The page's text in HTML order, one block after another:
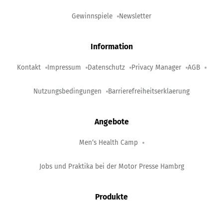
Gewinnspiele Newsletter
Information
Kontakt Impressum Datenschutz Privacy Manager AGB
Nutzungsbedingungen Barrierefreiheitserklaerung
Angebote
Men‘s Health Camp
Jobs und Praktika bei der Motor Presse Hambrg
Produkte